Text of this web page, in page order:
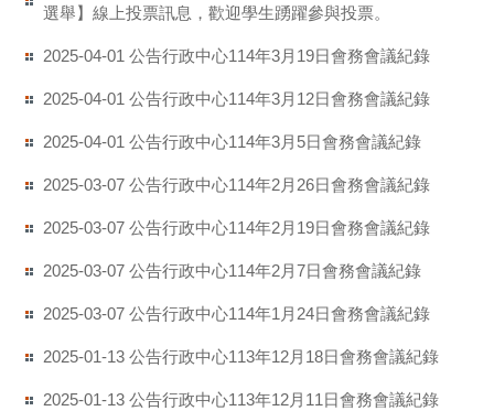
選舉】線上投票訊息，歡迎學生踴躍參與投票。
2025-04-01公告行政中心114年3月19日會務會議紀錄
2025-04-01公告行政中心114年3月12日會務會議紀錄
2025-04-01公告行政中心114年3月5日會務會議紀錄
2025-03-07公告行政中心114年2月26日會務會議紀錄
2025-03-07公告行政中心114年2月19日會務會議紀錄
2025-03-07公告行政中心114年2月7日會務會議紀錄
2025-03-07公告行政中心114年1月24日會務會議紀錄
2025-01-13公告行政中心113年12月18日會務會議紀錄
2025-01-13公告行政中心113年12月11日會務會議紀錄